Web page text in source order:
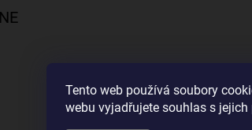
Tento web používá soubory
webu vyjadřujete souhlas s